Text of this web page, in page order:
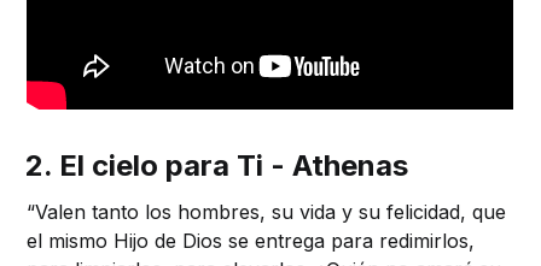
2. El cielo para Ti - Athenas
“Valen tanto los hombres, su vida y su felicidad, que
el mismo Hijo de Dios se entrega para redimirlos,